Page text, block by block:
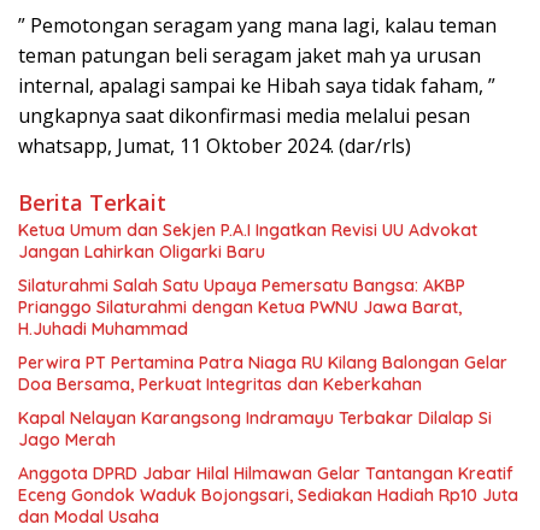
” Pemotongan seragam yang mana lagi, kalau teman
teman patungan beli seragam jaket mah ya urusan
internal, apalagi sampai ke Hibah saya tidak faham, ”
ungkapnya saat dikonfirmasi media melalui pesan
whatsapp, Jumat, 11 Oktober 2024. (dar/rls)
Berita Terkait
Ketua Umum dan Sekjen P.A.I Ingatkan Revisi UU Advokat
Jangan Lahirkan Oligarki Baru
Silaturahmi Salah Satu Upaya Pemersatu Bangsa: AKBP
Prianggo Silaturahmi dengan Ketua PWNU Jawa Barat,
H.Juhadi Muhammad
Perwira PT Pertamina Patra Niaga RU Kilang Balongan Gelar
Doa Bersama, Perkuat Integritas dan Keberkahan
Kapal Nelayan Karangsong Indramayu Terbakar Dilalap Si
Jago Merah
Anggota DPRD Jabar Hilal Hilmawan Gelar Tantangan Kreatif
Eceng Gondok Waduk Bojongsari, Sediakan Hadiah Rp10 Juta
dan Modal Usaha